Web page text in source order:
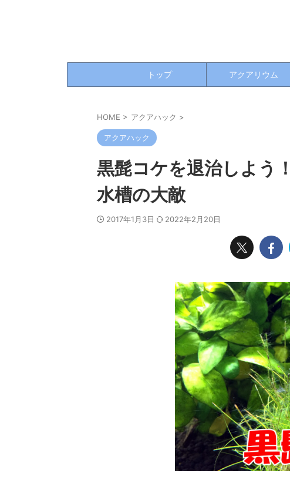
トップ アクアリウム
HOME > アクアハック >
アクアハック
黒髭コケを退治しよう
水槽の大敵
2017年1月3日 2022年2月20日